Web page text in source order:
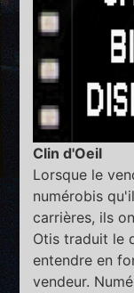
Clin d'Oeil
Lorsque le
numérobis
carrières, ils
Otis traduit le
entendre en
vendeur.